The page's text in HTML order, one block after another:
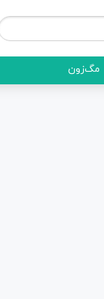
مگ‌زون